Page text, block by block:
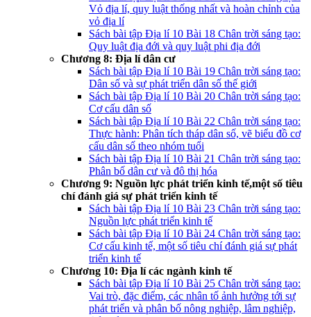
Vỏ địa lí, quy luật thống nhất và hoàn chỉnh của
vỏ địa lí
Sách bài tập Địa lí 10 Bài 18 Chân trời sáng tạo:
Quy luật địa đới và quy luật phi địa đới
Chương 8: Địa lí dân cư
Sách bài tập Địa lí 10 Bài 19 Chân trời sáng tạo:
Dân số và sự phát triển dân số thế giới
Sách bài tập Địa lí 10 Bài 20 Chân trời sáng tạo:
Cơ cấu dân số
Sách bài tập Địa lí 10 Bài 22 Chân trời sáng tạo:
Thực hành: Phân tích tháp dân số, vẽ biểu đồ cơ
cấu dân số theo nhóm tuổi
Sách bài tập Địa lí 10 Bài 21 Chân trời sáng tạo:
Phân bố dân cư và đô thị hóa
Chương 9: Nguồn lực phát triển kinh tế,một số tiêu
chí đánh giá sự phát triển kinh tế
Sách bài tập Địa lí 10 Bài 23 Chân trời sáng tạo:
Nguồn lực phát triển kinh tế
Sách bài tập Địa lí 10 Bài 24 Chân trời sáng tạo:
Cơ cấu kinh tế, một số tiêu chí đánh giá sự phát
triển kinh tế
Chương 10: Địa lí các ngành kinh tế
Sách bài tập Địa lí 10 Bài 25 Chân trời sáng tạo:
Vai trò, đặc điểm, các nhân tố ảnh hưởng tới sự
phát triển và phân bố nông nghiệp, lâm nghiệp,